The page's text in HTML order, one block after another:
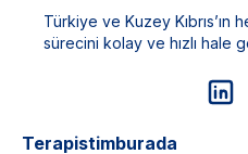
Türkiye ve Kuzey Kıbrıs’ın
sürecini kolay ve hızlı hale
Terapistimburada